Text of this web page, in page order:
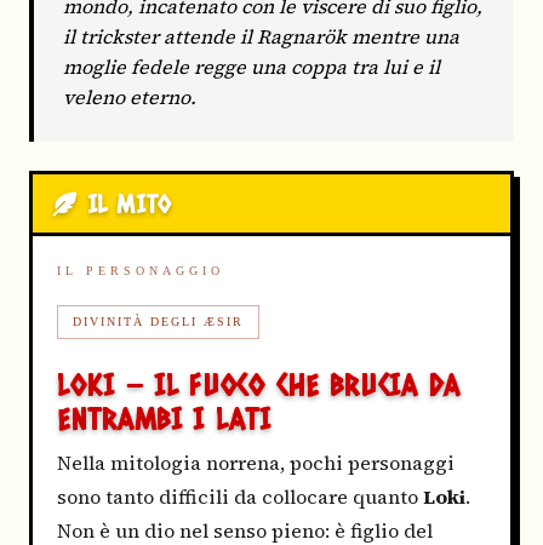
mondo, incatenato con le viscere di suo figlio,
il trickster attende il Ragnarök mentre una
moglie fedele regge una coppa tra lui e il
veleno eterno.
IL MITO
IL PERSONAGGIO
DIVINITÀ DEGLI ÆSIR
LOKI — IL FUOCO CHE BRUCIA DA
ENTRAMBI I LATI
Nella mitologia norrena, pochi personaggi
sono tanto difficili da collocare quantoLoki.
Non è un dio nel senso pieno: è figlio del